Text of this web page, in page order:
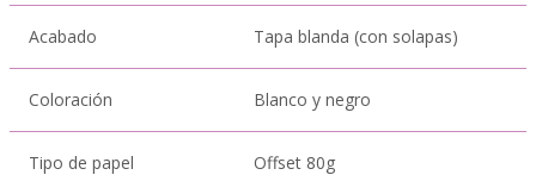
Acabado Tapa blanda (con solapas)
Coloración Blanco y negro
Tipo de papel Offset 80g